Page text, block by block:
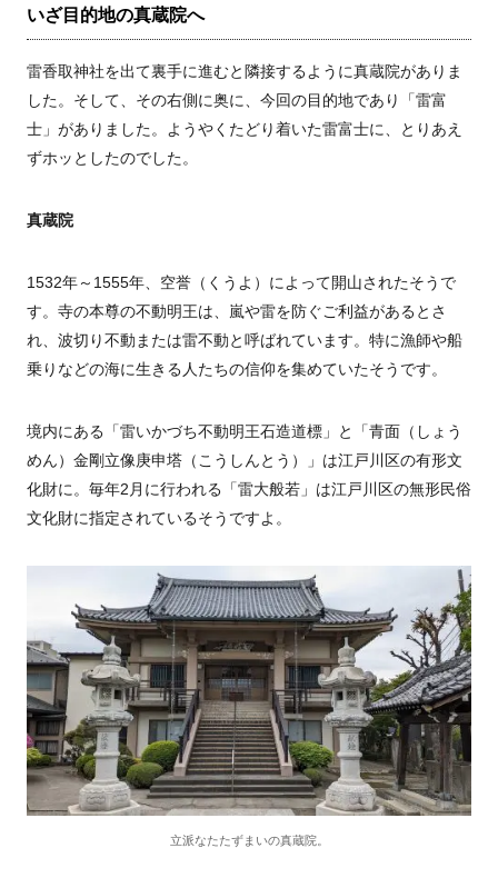
いざ目的地の真蔵院へ
雷香取神社を出て裏手に進むと隣接するように真蔵院がありま
した。そして、その右側に奥に、今回の目的地であり「雷富
士」がありました。ようやくたどり着いた雷富士に、とりあえ
ずホッとしたのでした。
真蔵院
1532年～ 1555年、空誉（くうよ）によって開山されたそうで
す。寺の本尊の不動明王は、嵐や雷を防ぐご利益があるとさ
れ、波切り不動または雷不動と呼ばれています。特に漁師や船
乗りなどの海に生きる人たちの信仰を集めていたそうです。
境内にある「雷いかづち不動明王石造道標」と「青面（しょう
めん）金剛立像庚申塔（こうしんとう）」は江戸川区の有形文
化財に。毎年2 月に行われる「雷大般若」は江戸川区の無形民俗
文化財に指定されているそうですよ。
立派なたたずまいの真蔵院。